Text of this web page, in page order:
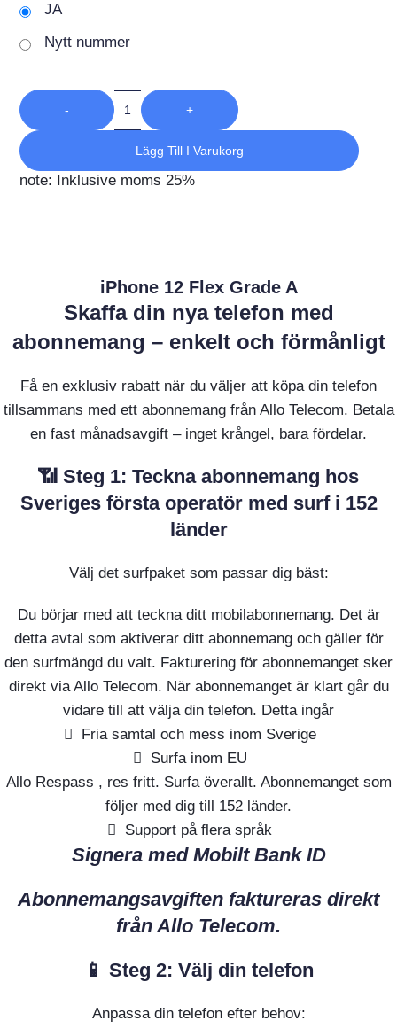
JA
Nytt nummer
- +
Lägg Till I Varukorg
note: Inklusive moms 25%
iPhone 12 Flex Grade A
Skaffa din nya telefon med
abonnemang – enkelt och förmånligt
Få en exklusiv rabatt när du väljer att köpa din telefon
tillsammans med ett abonnemang från Allo Telecom. Betala
en fast månadsavgift – inget krångel, bara fördelar.
📶 Steg 1: Teckna abonnemang hos
Sveriges första operatör med surf i 152
länder
Välj det surfpaket som passar dig bäst:
Du börjar med att teckna ditt mobilabonnemang. Det är
detta avtal som aktiverar ditt abonnemang och gäller för
den surfmängd du valt. Fakturering för abonnemanget sker
direkt via Allo Telecom. När abonnemanget är klart går du
vidare till att välja din telefon. Detta ingår
Fria samtal och mess inom Sverige
Surfa inom EU
Allo Respass , res fritt. Surfa överallt. Abonnemanget som
följer med dig till 152 länder.
Support på flera språk
Signera med Mobilt Bank ID
Abonnemangsavgiften faktureras direkt
från Allo Telecom.
📱 Steg 2: Välj din telefon
Anpassa din telefon efter behov: